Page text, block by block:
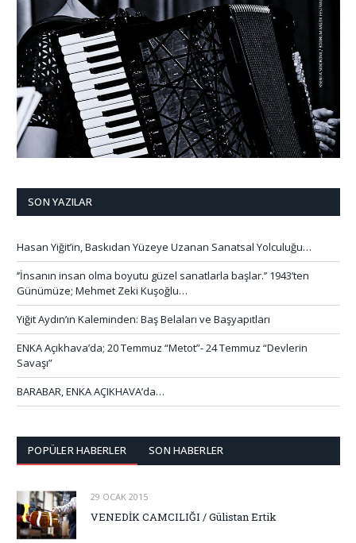
SON YAZILAR
Hasan Yiğit’in, Baskıdan Yüzeye Uzanan Sanatsal Yolculuğu…
‘’İnsanın insan olma boyutu güzel sanatlarla başlar.’’ 1943’ten
Günümüze; Mehmet Zeki Kuşoğlu…
Yiğit Aydın’ın Kaleminden: Baş Belaları ve Başyapıtları
ENKA Açıkhava’da; 20 Temmuz “Metot”- 24 Temmuz “Devlerin
Savaşı”
BARABAR, ENKA AÇIKHAVA’da…
POPÜLER HABERLER SON HABERLER
29 OCAK 2015
VENEDİK CAMCILIĞI / Gülistan Ertik